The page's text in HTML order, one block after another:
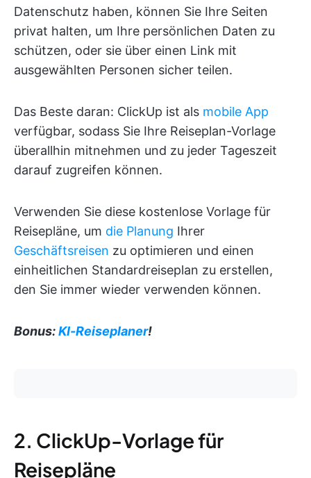
Datenschutz haben, können Sie Ihre Seiten
privat halten, um Ihre persönlichen Daten zu
schützen, oder sie über einen Link mit
ausgewählten Personen sicher teilen.
Das Beste daran: ClickUp ist als mobile App
verfügbar, sodass Sie Ihre Reiseplan-Vorlage
überallhin mitnehmen und zu jeder Tageszeit
darauf zugreifen können.
Verwenden Sie diese kostenlose Vorlage für
Reisepläne, um die Planung Ihrer
Geschäftsreisen zu optimieren und einen
einheitlichen Standardreiseplan zu erstellen,
den Sie immer wieder verwenden können.
Bonus:KI-Reiseplaner!
2. ClickUp-Vorlage für
Reisepläne